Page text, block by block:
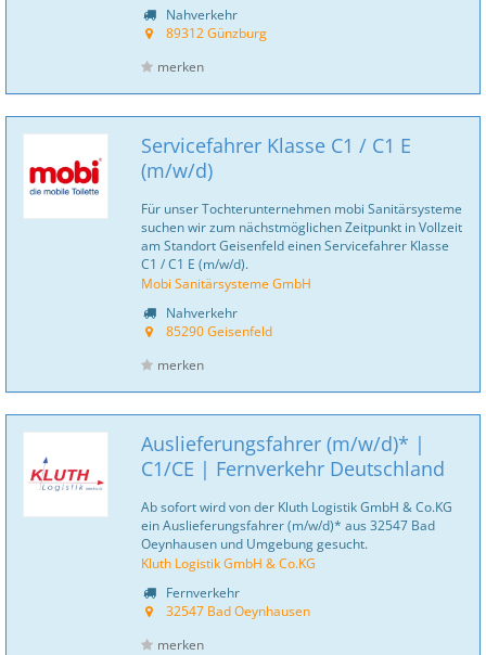
Nahverkehr
89312 Günzburg
merken
Servicefahrer Klasse C1 / C1 E
(m/w/d)
Für unser Tochterunternehmen mobi Sanitär­systeme
suchen wir zum nächstmöglichen Zeitpunkt in Vollzeit
am Standort Geisenfeld einen Servicefahrer Klasse
C1 / C1 E (m/w/d).
Mobi Sanitärsysteme GmbH
Nahverkehr
85290 Geisenfeld
merken
Auslieferungsfahrer (m/w/d)* |
C1/CE | Fernverkehr Deutschland
Ab sofort wird von der Kluth Logistik GmbH & Co.KG
ein Auslieferungsfahrer (m/w/d)* aus 32547 Bad
Oeynhausen und Umgebung gesucht.
Kluth Logistik GmbH & Co.KG
Fernverkehr
32547 Bad Oeynhausen
merken